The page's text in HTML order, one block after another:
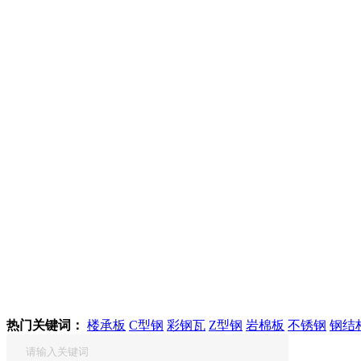
热门关键词： 楼承板 C型钢 彩钢瓦 Z型钢 岩棉板 不锈钢 钢结